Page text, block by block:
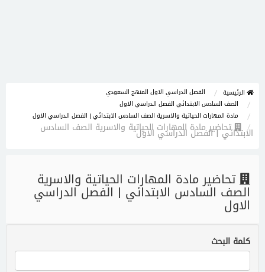
الرئيسية
الفصل الدراسي الاول المنهج السعودي
الصف السادس الابتدائي الفصل الدراسي الاول
مادة المهارات الحياتية والاسرية الصف السادس الابتدائي | الفصل الدراسي الاول
تحاضير مادة المهارات الحياتية والاسرية الصف السادس
الابتدائي | الفصل الدراسي الاول
تحاضير مادة المهارات الحياتية والاسرية
الصف السادس الابتدائي | الفصل الدراسي
الاول
كلمة البحث